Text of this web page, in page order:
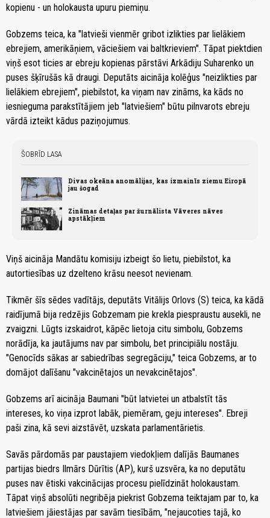
kopienu - un holokausta upuru piemiņu.
Gobzems teica, ka "latvieši vienmēr gribot izlikties par lielākiem
ebrejiem, amerikāņiem, vāciešiem vai baltkrieviem". Tāpat piektdien
viņš esot ticies ar ebreju kopienas pārstāvi Arkādiju Suharenko un
puses šķīrušās kā draugi. Deputāts aicināja kolēģus "neizlikties par
lielākiem ebrejiem", piebilstot, ka viņam nav zināms, ka kāds no
iesnieguma parakstītājiem jeb "latviešiem" būtu pilnvarots ebreju
vārdā izteikt kādus paziņojumus.
ŠOBRĪD LASA
Divas okeāna anomālijas, kas izmainīs ziemu Eiropā
jau šogad
Zināmas detaļas par žurnālista Vāveres nāves
apstākļiem
Viņš aicināja Mandātu komisiju izbeigt šo lietu, piebilstot, ka
autortiesības uz dzelteno krāsu neesot nevienam.
Tikmēr šīs sēdes vadītājs, deputāts Vitālijs Orlovs (S) teica, ka kādā
raidījumā bija redzējis Gobzemam pie krekla piespraustu ausekli, ne
zvaigzni. Lūgts izskaidrot, kāpēc lietoja citu simbolu, Gobzems
norādīja, ka jautājums nav par simbolu, bet principiālu nostāju.
"Genocīds sākas ar sabiedrības segregāciju," teica Gobzems, ar to
domājot dalīšanu "vakcinētajos un nevakcinētajos".
Gobzems arī aicināja Baumani "būt latvietei un atbalstīt tās
intereses, ko viņa izprot labāk, piemēram, geju intereses". Ebreji
paši zina, kā sevi aizstāvēt, uzskata parlamentārietis.
Savās pārdomās par paustajiem viedokļiem dalījās Baumanes
partijas biedrs Ilmārs Dūrītis (AP), kurš uzsvēra, ka no deputātu
puses nav ētiski vakcinācijas procesu pielīdzināt holokaustam.
Tāpat viņš absolūti negribēja piekrist Gobzema teiktajam par to, ka
latviešiem jāiestājas par savām tiesībām, "nejaucoties tajā, ko